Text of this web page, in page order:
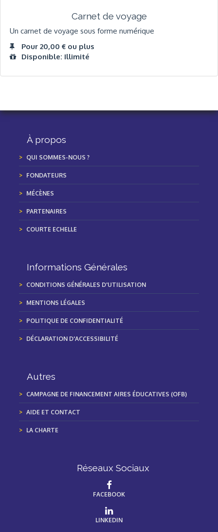
Carnet de voyage
Un carnet de voyage sous forme numérique
Pour 20,00 € ou plus
Disponible: Illimité
À propos
QUI SOMMES-NOUS ?
FONDATEURS
MÉCÈNES
PARTENAIRES
COURTE ECHELLE
Informations Générales
CONDITIONS GÉNÉRALES D'UTILISATION
MENTIONS LÉGALES
POLITIQUE DE CONFIDENTIALITÉ
DÉCLARATION D'ACCESSIBILITÉ
Autres
CAMPAGNE DE FINANCEMENT AIRES ÉDUCATIVES (OFB)
AIDE ET CONTACT
LA CHARTE
Réseaux Sociaux
FACEBOOK
LINKEDIN